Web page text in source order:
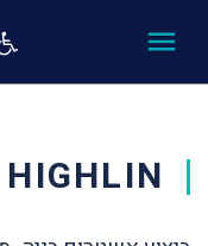
HIGHLIN